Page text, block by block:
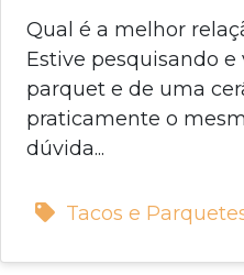
Qual é a melhor
Estive pesquisando
parquet e de uma
praticamente o
dúvida...
Tacos e